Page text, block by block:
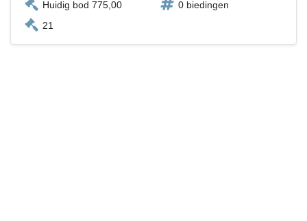
Huidig bod 775,00
0 biedingen
21